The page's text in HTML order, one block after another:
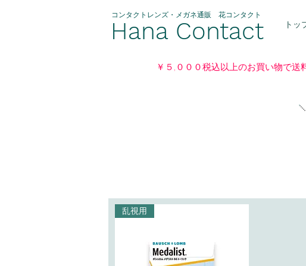
​コンタクトレンズ・メガネ通販 花コンタクト
Hana Contact トッ
￥５,０００税込以上のお買い物で送
乱視用